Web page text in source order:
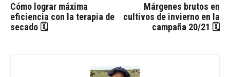
Cómo lograr máxima
eficiencia con la terapia de
secado 🗓
Márgenes brutos en
cultivos de invierno en la
campaña 20/21 🗓